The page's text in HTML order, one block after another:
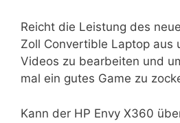
Reicht die Leistung des
Zoll Convertible Laptop aus
Videos zu bearbeiten und
mal ein gutes Game zu
Kann der HP Envy X360